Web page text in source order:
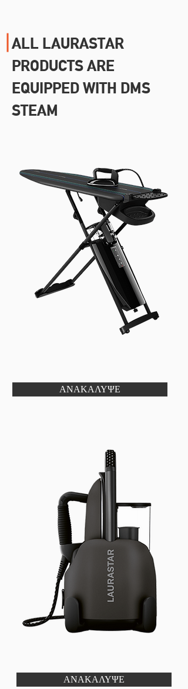
ALL LAURASTAR
PRODUCTS ARE
EQUIPPED WITH DMS
STEAM
ΑΝΑΚΑΛΥΨΕ
ΑΝΑΚΑΛΥΨΕ